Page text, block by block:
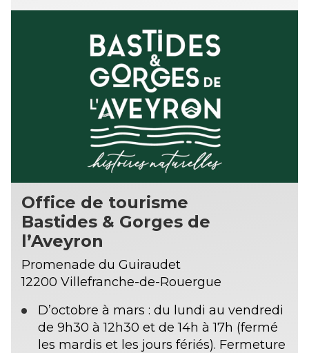
Office de tourisme
Bastides & Gorges de
l’Aveyron
Promenade du Guiraudet
12200 Villefranche-de-Rouergue
D’octobre à mars : du lundi au vendredi
de 9h30 à 12h30 et de 14h à 17h (fermé
les mardis et les jours fériés). Fermeture